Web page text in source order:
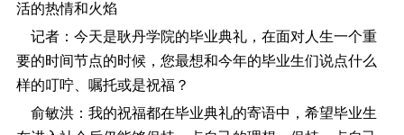
活的热情和火焰
记者：今天是耿丹学院的毕业典礼，在面对人生一个重
要的时间节点的时候，您最想和今年的毕业生们说点什么
样的叮咛、嘱托或是祝福？
俞敏洪：我的祝福都在毕业典礼的寄语中，希望毕业生